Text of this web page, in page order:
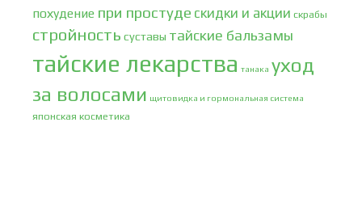
похудение при простуде скидки и акции скрабы
стройность суставы тайские бальзамы
тайские лекарства танака уход
за волосами щитовидка и гормональная система
японская косметика